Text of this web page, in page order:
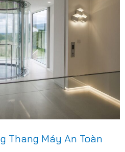
Thang Máy An Toàn